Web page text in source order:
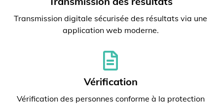
Transmission digitale sécurisée des résultats via une
application web moderne.
Vérification
Vérification des personnes conforme à la protection